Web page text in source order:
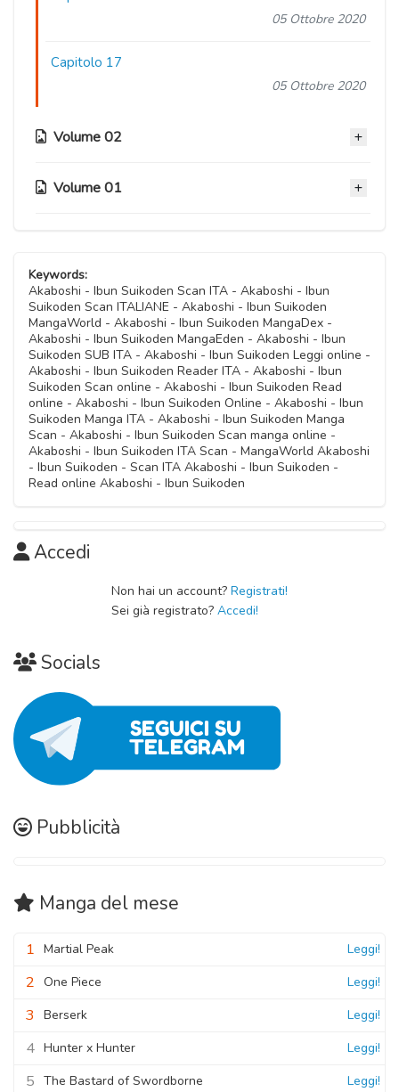
05 Ottobre 2020
Capitolo 17
05 Ottobre 2020
Volume 02
Capitolo 16
05 Ottobre 2020
Capitolo 14
05 Ottobre 2020
Capitolo 13
05 Ottobre 2020
Capitolo 12
Capitolo 10
Capitolo 09
Capitolo 08
Volume 01
Capitolo 06
05 Ottobre 2020
Capitolo 05
05 Ottobre 2020
Capitolo 04
05 Ottobre 2020
05 Ottobre 2020
Keywords:
Akaboshi - Ibun Suikoden Scan ITA - Akaboshi - Ibun
Suikoden Scan ITALIANE - Akaboshi - Ibun Suikoden
MangaWorld - Akaboshi - Ibun Suikoden MangaDex -
Akaboshi - Ibun Suikoden MangaEden - Akaboshi - Ibun
Suikoden SUB ITA - Akaboshi - Ibun Suikoden Leggi online -
Akaboshi - Ibun Suikoden Reader ITA - Akaboshi - Ibun
Suikoden Scan online - Akaboshi - Ibun Suikoden Read
online - Akaboshi - Ibun Suikoden Online - Akaboshi - Ibun
Suikoden Manga ITA - Akaboshi - Ibun Suikoden Manga
Scan - Akaboshi - Ibun Suikoden Scan manga online -
Akaboshi - Ibun Suikoden ITA Scan - MangaWorld Akaboshi
- Ibun Suikoden - Scan ITA Akaboshi - Ibun Suikoden -
Read online Akaboshi - Ibun Suikoden
Accedi
Non hai un account? Registrati!
Sei già registrato? Accedi!
Socials
Pubblicità
Manga del mese
1 Martial Peak Leggi!
2 One Piece Leggi!
3 Berserk Leggi!
4 Hunter x Hunter Leggi!
5 The Bastard of Swordborne Leggi!